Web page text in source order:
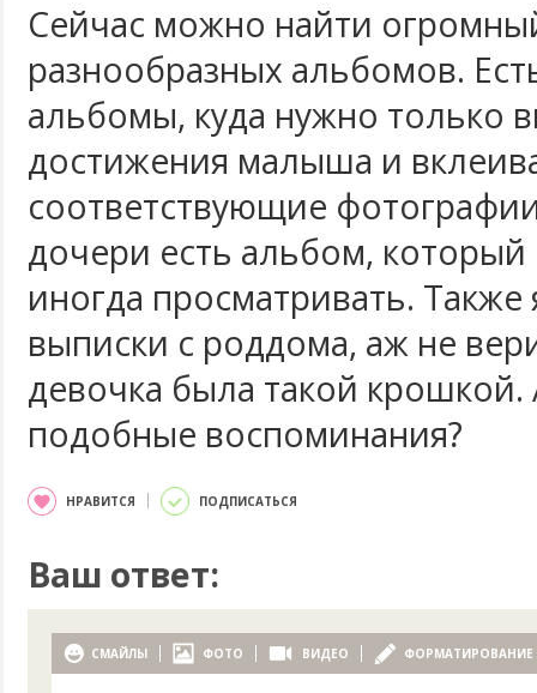
Сейчас можно найти
разнообразных альбомов.
альбомы, куда нужно только
достижения малыша и
соответствующие
дочери есть альбом,
иногда просматривать.
выписки с роддома, аж не
девочка была такой
подобные воспоминания?
НРАВИТСЯ ПОДПИСАТЬСЯ
Ваш ответ:
СМАЙЛЫ ФОТО ВИДЕО ФОРМАТИРОВАНИЕ